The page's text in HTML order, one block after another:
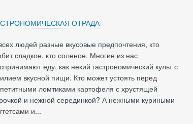
ОТРАДА
людей разные вкусовые предпочтения, кто
сладкое, кто соленое. Многие из нас
еду, как некий гастрономический культ с
вкусной пищи. Кто может устоять перед
ломтиками картофеля с хрустящей
и нежной серединкой? А нежными куриными
и...